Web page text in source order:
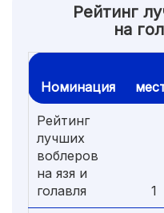
Рейтинг
на
Номинация
Рейтинг
лучших
воблеров
на язя и
голавля
1